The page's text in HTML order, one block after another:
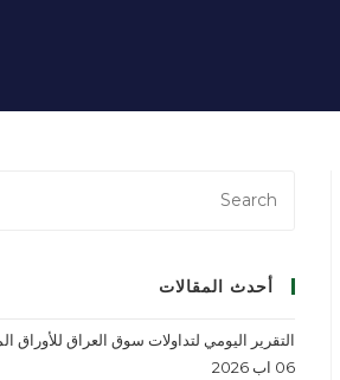
أحدث المقالات
التقرير اليومي لتداولات سوق العراق للأوراق
06 اب 2026